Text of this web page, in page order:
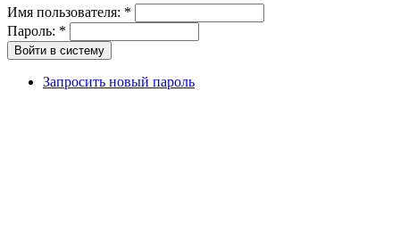
Имя пользователя: *
Пароль: *
Запросить новый пароль